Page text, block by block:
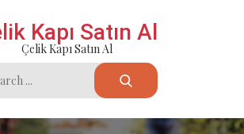
Kapı Satın Al
Çelik Kapı Satın Al